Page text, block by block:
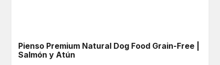
Pienso Premium Natural Dog Food Grain-Free |
Salmón y Atún